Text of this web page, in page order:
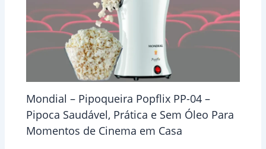
Mondial – Pipoqueira Popflix PP-04 –
Pipoca Saudável, Prática e Sem Óleo Para
Momentos de Cinema em Casa